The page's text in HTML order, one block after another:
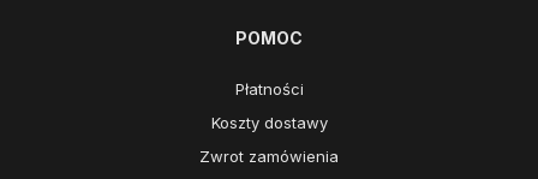
POMOC
Płatności
Koszty dostawy
Zwrot zamówienia